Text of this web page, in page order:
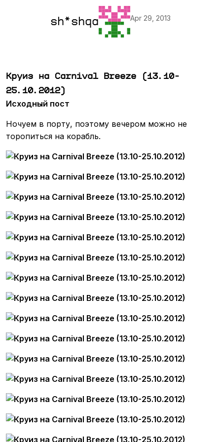
sh*shqa Apr 29, 2013
Круиз на Carnival Breeze (13.10-
25.10.2012)
Исходный пост
Ночуем в порту, поэтому вечером можно не
торопиться на корабль.